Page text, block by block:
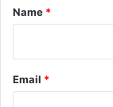
*
Name *
Email *